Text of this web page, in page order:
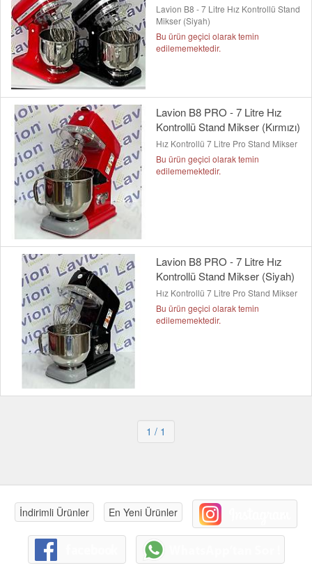
Lavion B8 - 7 Litre Hız Kontrollü Stand
Mikser (Siyah)
Bu ürün geçici olarak temin
edilememektedir.
Lavion B8 PRO - 7 Litre Hız
Kontrollü Stand Mikser (Kırmızı)
Hız Kontrollü 7 Litre Pro Stand Mikser
Bu ürün geçici olarak temin
edilememektedir.
Lavion B8 PRO - 7 Litre Hız
Kontrollü Stand Mikser (Siyah)
Hız Kontrollü 7 Litre Pro Stand Mikser
Bu ürün geçici olarak temin
edilememektedir.
1 / 1
İndirimli Ürünler En Yeni Ürünler